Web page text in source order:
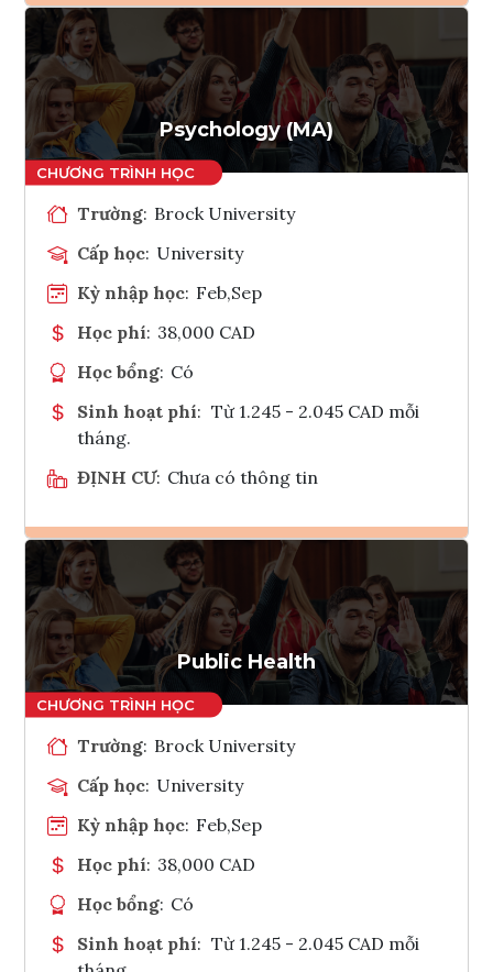
Ghi danh
Tham vấn Interlink
Psychology (MA)
Trường: Brock University
Cấp học: University
Kỳ nhập học: Feb,Sep
Học phí: 38,000 CAD
Học bổng: Có
Sinh hoạt phí: Từ 1.245 - 2.045 CAD mỗi
tháng.
ĐỊNH CƯ: Chưa có thông tin
Ghi danh
Tham vấn Interlink
Public Health
Trường: Brock University
Cấp học: University
Kỳ nhập học: Feb,Sep
Học phí: 38,000 CAD
Học bổng: Có
Sinh hoạt phí: Từ 1.245 - 2.045 CAD mỗi